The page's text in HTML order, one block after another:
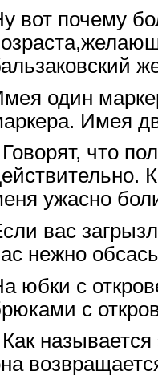
вот почему
один
Имея
что
ужасно
вас
нежно
юбки с
с